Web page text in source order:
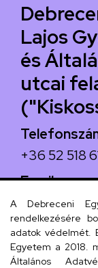
Lajos
és
utcai
+36 52 518
Email
Cím
4024
A Debreceni
rendelkezésére
adatok védelmét.
Egyetem a 2018.
Általános